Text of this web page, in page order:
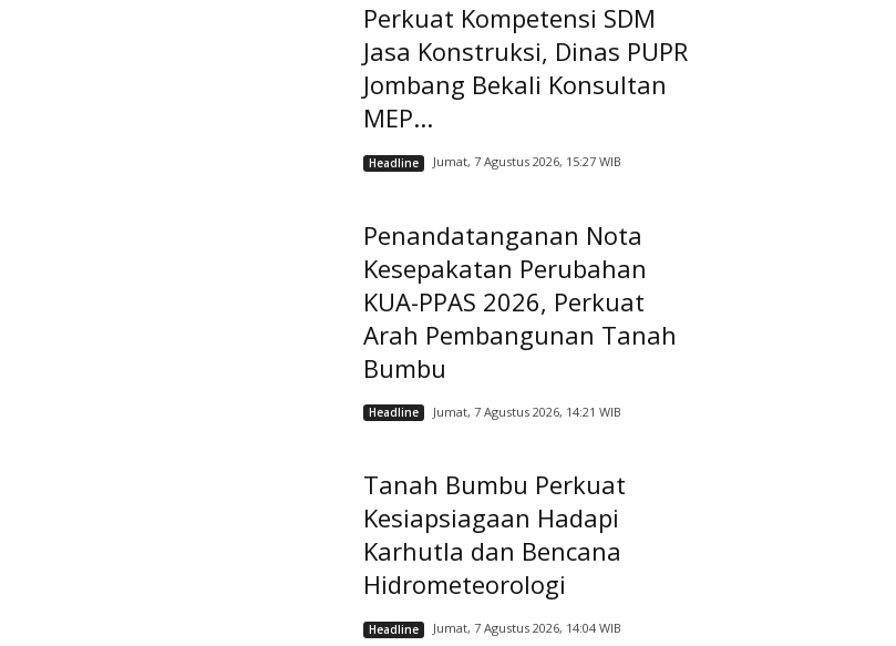
Perkuat Kompetensi SDM
Jasa Konstruksi, Dinas PUPR
Jombang Bekali Konsultan
MEP...
Headline Jumat, 7 Agustus 2026, 15:27 WIB
Penandatanganan Nota
Kesepakatan Perubahan
KUA-PPAS 2026, Perkuat
Arah Pembangunan Tanah
Bumbu
Headline Jumat, 7 Agustus 2026, 14:21 WIB
Tanah Bumbu Perkuat
Kesiapsiagaan Hadapi
Karhutla dan Bencana
Hidrometeorologi
Headline Jumat, 7 Agustus 2026, 14:04 WIB